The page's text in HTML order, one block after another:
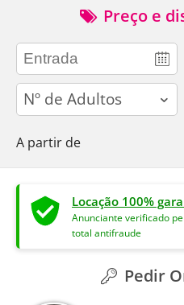
Preço e
adults
A partir de
Locação 100%
Anunciante verificado
total antifraude
Pedir